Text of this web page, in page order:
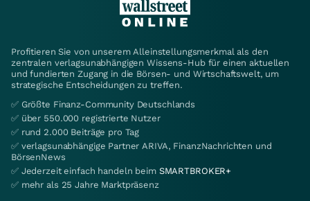
Profitieren Sie von unserem Alleinstellungsmerkmal als den
zentralen verlagsunabhängigen Wissens-Hub für einen aktuellen
und fundierten Zugang in die Börsen- und Wirtschaftswelt, um
strategische Entscheidungen zu treffen.
✅ Größte Finanz-Community Deutschlands
✅ über 550.000 registrierte Nutzer
✅ rund 2.000 Beiträge pro Tag
✅ verlagsunabhängige Partner ARIVA, FinanzNachrichten und
BörsenNews
✅ Jederzeit einfach handeln beim SMARTBROKER+
✅ mehr als 25 Jahre Marktpräsenz